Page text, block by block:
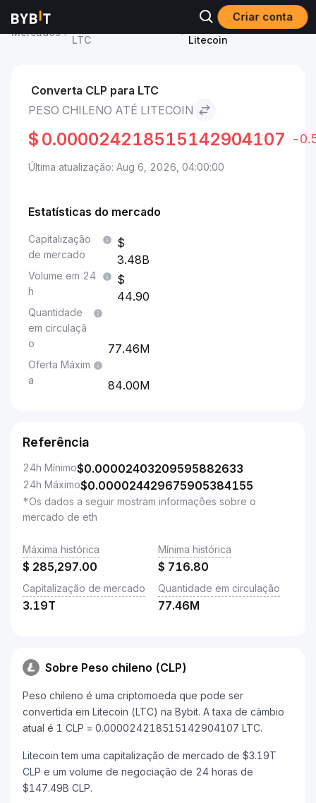
Criar conta
Mercados
LTC
Peso chileno to
Litecoin
Converta CLP para LTC
PESO CHILENO ATÉ LITECOIN
$ 0.000024218515142904107 -
Última atualização: Aug 6, 2026, 04:00:00
Estatísticas do mercado
Capitalização
de mercado
3.48B
Volume em 24
h
44.90
Quantidade
em circulaçã
o
77.46M
Oferta Máxim
a
84.00M
Referência
24h Mínimo$0.00002403209595882633
24h Máximo$0.000024429675905384155
*Os dados a seguir mostram informações sobre o
mercado de eth
Máxima histórica
$ 285,297.00
Mínima histórica
$ 716.80
Capitalização de mercado
3.19T
Quantidade em circulação
77.46M
Sobre Peso chileno (CLP)
Peso chileno é uma criptomoeda que pode ser
convertida em Litecoin (LTC) na Bybit. A taxa de câmbio
atual é 1 CLP = 0.000024218515142904107 LTC.
Litecoin tem uma capitalização de mercado de $3.19T
CLP e um volume de negociação de 24 horas de
$147.49B CLP.